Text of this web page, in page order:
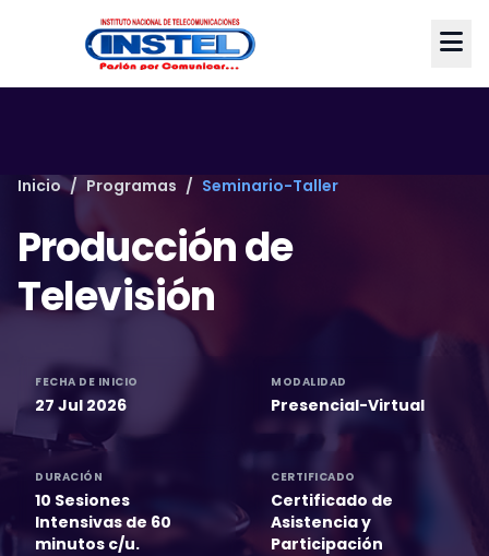
Inicio / Programas / Seminario-Taller
Producción de
Televisión
FECHA DE INICIO
27 Jul 2026
MODALIDAD
Presencial-Virtual
DURACIÓN
10 Sesiones
Intensivas de 60
minutos c/u.
CERTIFICADO
Certificado de
Asistencia y
Participación